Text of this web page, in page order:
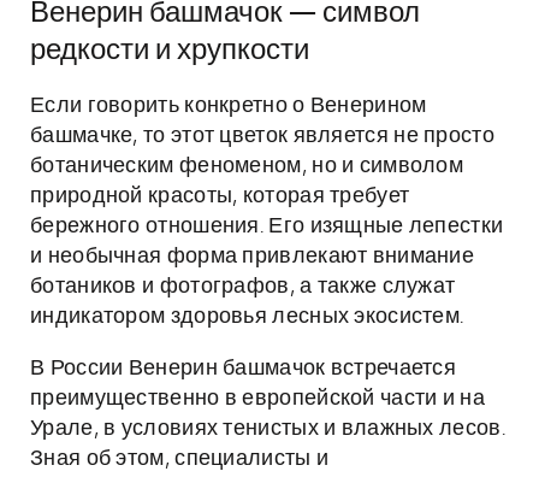
Венерин башмачок — символ
редкости и хрупкости
Если говорить конкретно о Венерином
башмачке, то этот цветок является не просто
ботаническим феноменом, но и символом
природной красоты, которая требует
бережного отношения. Его изящные лепестки
и необычная форма привлекают внимание
ботаников и фотографов, а также служат
индикатором здоровья лесных экосистем.
В России Венерин башмачок встречается
преимущественно в европейской части и на
Урале, в условиях тенистых и влажных лесов.
Зная об этом, специалисты и